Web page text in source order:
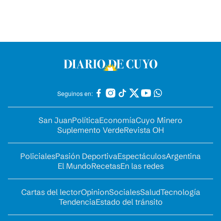
Seguinos en:
San JuanPolíticaEconomíaCuyo Minero
Suplemento VerdeRevista OH
PolicialesPasión DeportivaEspectáculosArgentina
El MundoRecetasEn las redes
Cartas del lectorOpinionSocialesSaludTecnología
TendenciaEstado del tránsito